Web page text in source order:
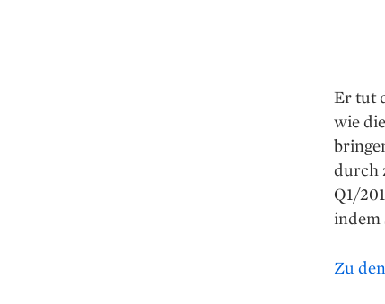
Er tut
wie
durch
Q1/
indem
Zu